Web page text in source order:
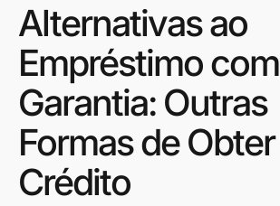
Alternativas ao
Empréstimo com
Garantia: Outras
Formas de Obter
Crédito